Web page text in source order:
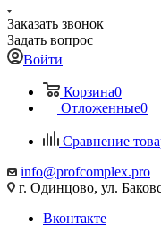
Заказать звонок
Задать вопрос
Войти
Корзина0
Отложенные0
Сравнение
info@profcomplex.pro
г. Одинцово, ул.
Вконтакте